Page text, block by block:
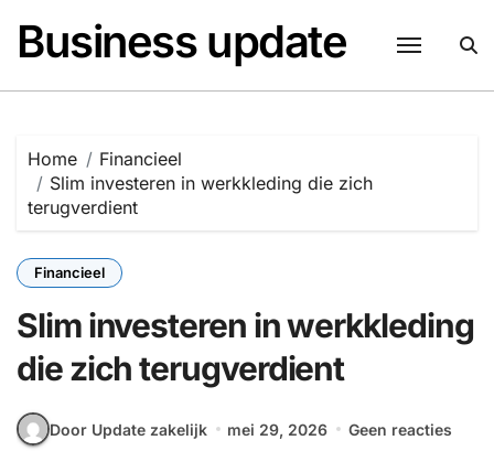
inhoud
Business update
Home
Financieel
Slim investeren in werkkleding die zich
terugverdient
Financieel
Slim investeren in werkkleding
die zich terugverdient
Door Update zakelijk mei 29, 2026 Geen reacties